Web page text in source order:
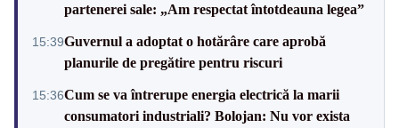
partenerei sale: „Am respectat întotdeauna legea”
15:39Guvernul a adoptat o hotărâre care aprobă
planurile de pregătire pentru riscuri
15:36Cum se va întrerupe energia electrică la marii
consumatori industriali? Bolojan: Nu vor exista